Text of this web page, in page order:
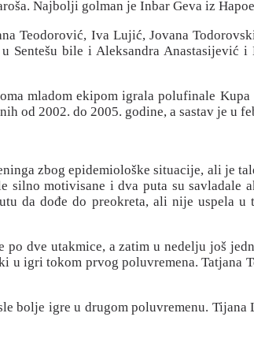
Najbolji golman je Inbar Geva iz
Teodorović, Iva Lujić, Jovana
bile i Aleksandra
mladom ekipom igrala polufinale
od 2002. do 2005. godine, a sastav je u
zbog epidemiološke situacije, ali je
motivisane i dva puta su
da dođe do preokreta, ali nije uspela
po dve utakmice, a zatim u nedelju još
igri tokom prvog poluvremena. Tatjana
bolje igre u drugom poluvremenu.